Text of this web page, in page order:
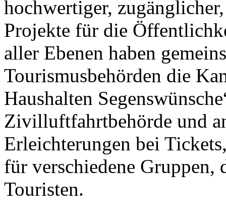
hochwertiger,
Projekte für die
aller Ebenen haben
Tourismusbehörden die
Haushalten
Zivilluftfahrtbehörde und
Erleichterungen bei
für verschiedene Gruppen,
Touristen.